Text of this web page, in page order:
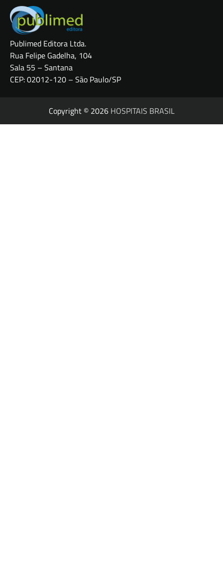
Publimed Editora Ltda.
Rua Felipe Gadelha, 104
Sala 55 – Santana
CEP: 02012-120 – São Paulo/SP
Copyright © 2026 HOSPITAIS BRASIL